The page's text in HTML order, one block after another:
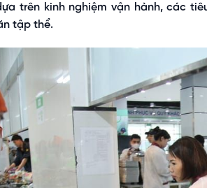
trên kinh nghiệm vận hành, các
tập thể.